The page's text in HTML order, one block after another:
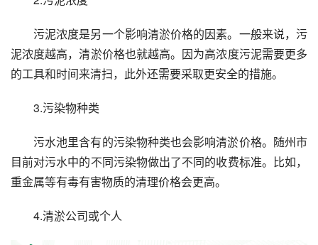
污泥浓度是另一个影响清淤价格的因素。一般来说，污
泥浓度越高，清淤价格也就越高。因为高浓度污泥需要更多
的工具和时间来清扫，此外还需要采取更安全的措施。
3.污染物种类
污水池里含有的污染物种类也会影响清淤价格。随州市
目前对污水中的不同污染物做出了不同的收费标准。比如，
重金属等有毒有害物质的清理价格会更高。
4.清淤公司或个人